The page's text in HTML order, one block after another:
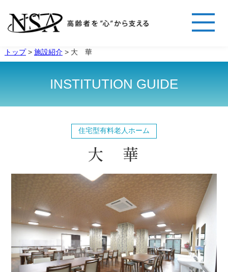
トップ> 施設紹介> 大 華
INSTITUTION GUIDE
住宅型有料老人ホーム
大 華